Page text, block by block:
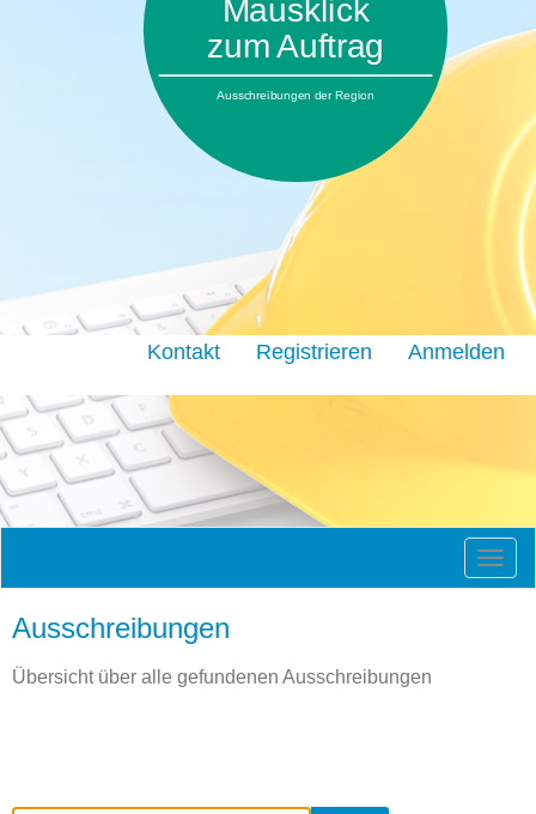
Mausklick
zum Auftrag
Ausschreibungen der Region
Kontakt Registrieren Anmelden
Ausschreibungen
Übersicht über alle gefundenen Ausschreibungen